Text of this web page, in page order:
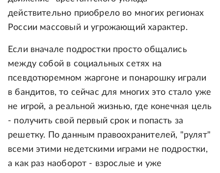
действительно приобрело во многих регионах
России массовый и угрожающий характер.
Если вначале подростки просто общались
между собой в социальных сетях на
псевдотюремном жаргоне и понарошку играли
в бандитов, то сейчас для многих это стало уже
не игрой, а реальной жизнью, где конечная цель
- получить свой первый срок и попасть за
решетку. По данным правоохранителей, "рулят"
всеми этими недетскими играми не подростки,
а как раз наоборот - взрослые и уже